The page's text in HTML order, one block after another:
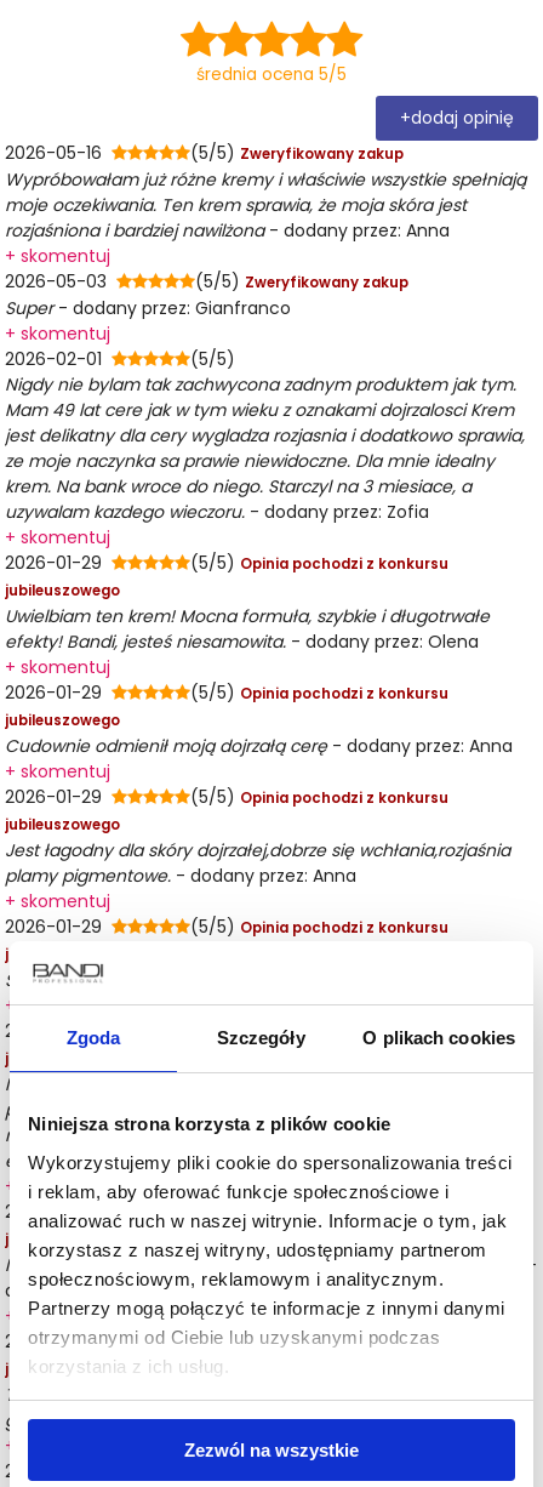
Zgoda Szczegóły O plikach cookies
Niniejsza strona korzysta z plików cookie
Wykorzystujemy pliki cookie do spersonalizowania treści
i reklam, aby oferować funkcje społecznościowe i
analizować ruch w naszej witrynie. Informacje o tym, jak
korzystasz z naszej witryny, udostępniamy partnerom
społecznościowym, reklamowym i analitycznym.
Partnerzy mogą połączyć te informacje z innymi danymi
otrzymanymi od Ciebie lub uzyskanymi podczas
korzystania z ich usług.
Zezwól na wszystkie
średnia ocena 5/5
+dodaj opinię
2026-05-16
(5/5) Zweryfikowany zakup
Wypróbowałam już różne kremy i właściwie wszystkie spełniają
moje oczekiwania. Ten krem sprawia, że moja skóra jest
rozjaśniona i bardziej nawilżona- dodany przez: Anna
+ skomentuj
2026-05-03
(5/5) Zweryfikowany zakup
Super- dodany przez: Gianfranco
+ skomentuj
2026-02-01
(5/5)
Nigdy nie bylam tak zachwycona zadnym produktem jak tym.
Mam 49 lat cere jak w tym wieku z oznakami dojrzalosci Krem
jest delikatny dla cery wygladza rozjasnia i dodatkowo sprawia,
ze moje naczynka sa prawie niewidoczne. Dla mnie idealny
krem. Na bank wroce do niego. Starczyl na 3 miesiace, a
uzywalam kazdego wieczoru. - dodany przez: Zofia
+ skomentuj
2026-01-29
(5/5) Opinia pochodzi z konkursu
jubileuszowego
Uwielbiam ten krem! Mocna formuła, szybkie i długotrwałe
efekty! Bandi, jesteś niesamowita. - dodany przez: Olena
+ skomentuj
2026-01-29
(5/5) Opinia pochodzi z konkursu
jubileuszowego
Cudownie odmienił moją dojrzałą cerę- dodany przez: Anna
+ skomentuj
2026-01-29
(5/5) Opinia pochodzi z konkursu
jubileuszowego
Jest łagodny dla skóry dojrzałej,dobrze się wchłania,rozjaśnia
plamy pigmentowe. - dodany przez: Anna
+ skomentuj
2026-01-29
(5/5) Opinia pochodzi z konkursu
jubileuszowego
Stosuje go od lat, naprawdę czyni cuda
+ skomentuj
2026-01-29
(5/5)Opinia pochodzi z konkursu
jubileuszowego
Mój jedyny krem na noc. Nawilża, ujedrnia, likwiduje drobne
pryszcze. Efekty widać już po pierwszej nocy. Nie stosuje pod
niego ani na niego nic więcej. Boję się żeby nie zepsuć jego
efektów.- dodany przez: Magdalena
+ skomentuj
2026-01-29
Opinia pochodzi z konkursu
jubileuszowego
Najlepszy dostępny produkt z retinoidami na rynku!!!!! Kocham
-
dodany przez: Dominika
+ skomentuj
2026-01-29
(5/5)Opinia pochodzi z konkursu
jubileuszowego
Ten kosmetyk po prostu działa! Moja skóra jest jędrniejsza,
gładsza, po prostu piękna- dodany przez: Asia
+ skomentuj
2026-01-29